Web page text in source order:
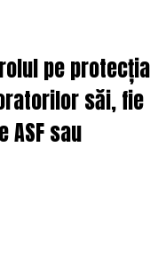
pe protecția
săi, fie
sau